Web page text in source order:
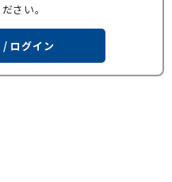
さい。
ログイン